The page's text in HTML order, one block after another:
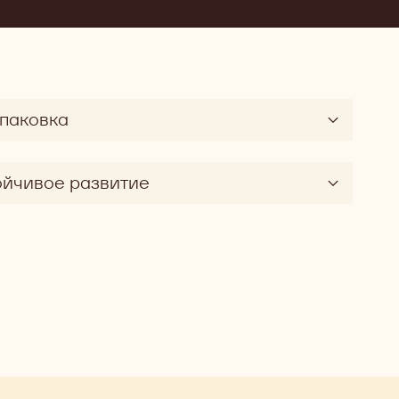
развитие